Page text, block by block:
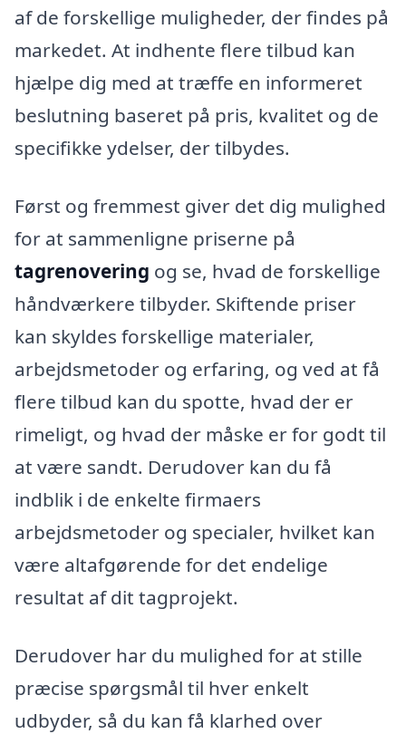
af de forskellige muligheder, der findes på
markedet. At indhente flere tilbud kan
hjælpe dig med at træffe en informeret
beslutning baseret på pris, kvalitet og de
specifikke ydelser, der tilbydes.
Først og fremmest giver det dig mulighed
for at sammenligne priserne på
tagrenovering og se, hvad de forskellige
håndværkere tilbyder. Skiftende priser
kan skyldes forskellige materialer,
arbejdsmetoder og erfaring, og ved at få
flere tilbud kan du spotte, hvad der er
rimeligt, og hvad der måske er for godt til
at være sandt. Derudover kan du få
indblik i de enkelte firmaers
arbejdsmetoder og specialer, hvilket kan
være altafgørende for det endelige
resultat af dit tagprojekt.
Derudover har du mulighed for at stille
præcise spørgsmål til hver enkelt
udbyder, så du kan få klarhed over